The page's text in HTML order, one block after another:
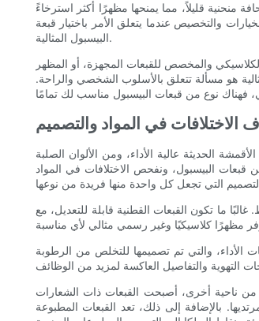
منحنية قليلاً، مما يمنحها مظهرًا أكثر استرخاءً
والتخصيص عندما يتعلق الأمر باختيار قبعة
البيسبول المثالية.
والمخصص للقبعات المجهزة، أو المظهر
هو مسألة تتعلق بالأسلوب الشخصي والراحة.
الاختلافات في المواد والتصميم
الحديثة عالية الأداء، ومن الألوان الصلبة
قبعات البيسبول، ونفحص الاختلافات في المواد
ما تكون القبعات القطنية قابلة للتعديل، مع
الأداء، والتي تم تصميمها للتخلص من الرطوبة
من ناحية أخرى، أصبحت القبعات ذات الشعارات
بالإضافة إلى ذلك، تعد القبعات المطبوعة